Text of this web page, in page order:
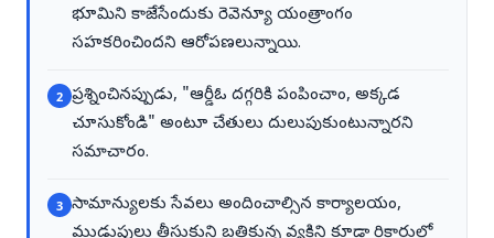
భూమిని కాజేసేందుకు రెవెన్యూ యంత్రాంగం
సహకరించిందని ఆరోపణలున్నాయి.
2 ప్రశ్నించినప్పుడు, "ఆర్డీఓ దగ్గరికి పంపించాం, అక్కడ
చూసుకోండి" అంటూ చేతులు దులుపుకుంటున్నారని
సమాచారం.
3 సామాన్యులకు సేవలు అందించాల్సిన కార్యాలయం,